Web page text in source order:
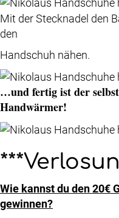
Mit der Stecknadel den
den
Handschuh nähen.
…und fertig ist der
Handwärmer!
Wie kannst du den 20€
gewinnen?